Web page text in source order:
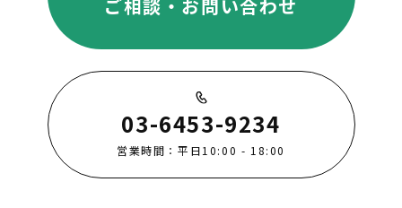
ご相談・お問い合わせ
03-6453-9234
営業時間：平日10:00 - 18:00